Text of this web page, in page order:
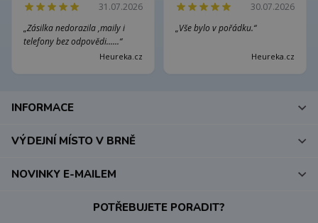
31.07.2026
„Zásilka nedorazila ,maily i
telefony bez odpovědi......“
Heureka.cz
30.07.2026
„Vše bylo v pořádku.“
Heureka.cz
INFORMACE
VÝDEJNÍ MÍSTO V BRNĚ
POTŘEBUJETE PORADIT?
NOVINKY E-MAILEM